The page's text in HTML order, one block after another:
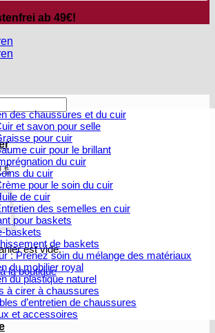
ab 49€!
€
est vide.
la boutique
des chaussures et du cuir
et savon pour selle
pour cuir
cuir pour le brillant
du cuir
du cuir
pour le soin du cuir
de cuir
des semelles en cuir
pour baskets
baskets
de baskets
: Prenez soin du mélange des matériaux
du mobilier royal
du plastique naturel
à cirer à chaussures
d’entretien de chaussures
et accessoires